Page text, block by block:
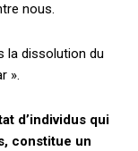
nous.
la dissolution du
».
d’individus qui
constitue un